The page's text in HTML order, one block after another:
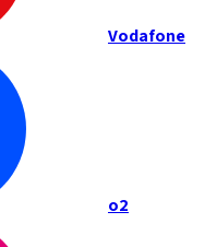
Vodafone
o2